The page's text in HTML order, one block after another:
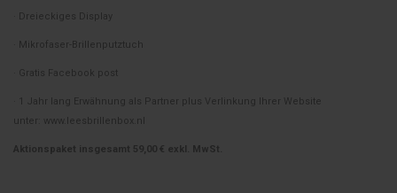
· Dreieckiges Display
· Mikrofaser-Brillenputztuch
· Gratis Facebook post
· 1 Jahr lang Erwähnung als Partner plus Verlinkung Ihrer Website
unter:
www.leesbrillenbox.nl
Aktionspaket insgesamt 59,00 € exkl. MwSt.